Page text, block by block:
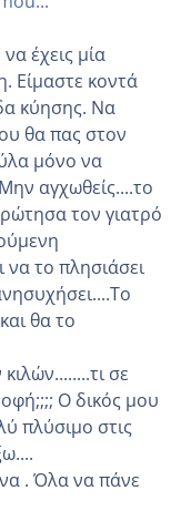
έχεις μία
Είμαστε κοντά
κύησης. Να
θα πας στον
μόνο να
αγχωθείς....το
τον γιατρό
το πλησιάσει
θα το
σε
Ο δικός μου
πλύσιμο στις
. Όλα να πάνε